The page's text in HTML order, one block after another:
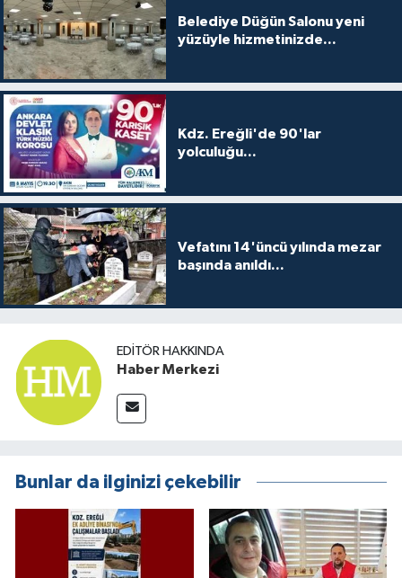
Belediye Düğün Salonu yeni
yüzüyle hizmetinizde...
Kdz. Ereğli'de 90'lar
yolculuğu...
Vefatını 14'üncü yılında mezar
başında anıldı...
EDITÖR HAKKINDA
Haber Merkezi
Bunlar da ilginizi çekebilir